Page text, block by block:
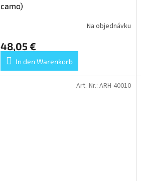
camo)
Na objednávku
48,05 €
In den Warenkorb
Art.-Nr.: ARH-40010